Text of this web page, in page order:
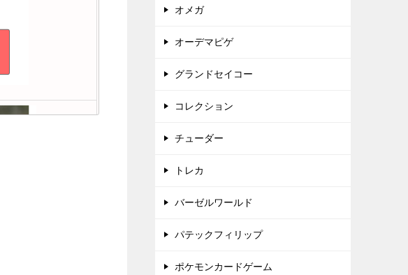
オメガ
オーデマピゲ
グランドセイコー
コレクション
チューダー
トレカ
バーゼルワールド
パテックフィリップ
ポケモンカードゲーム